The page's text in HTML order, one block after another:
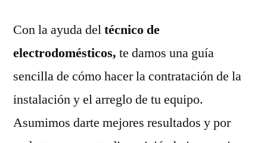
Con la ayuda deltécnico de
electrodomésticos, te damos una guía
sencilla de cómo hacer la contratación de la
instalación y el arreglo de tu equipo.
Asumimos darte mejores resultados y por